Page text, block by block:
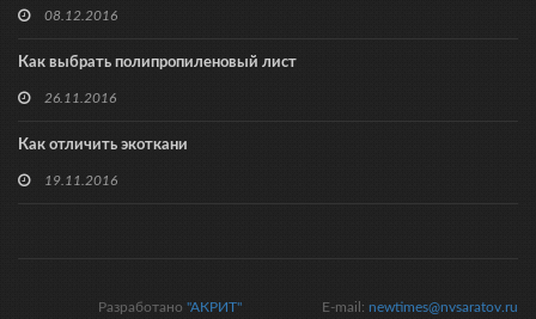
08.12.2016
Как выбрать полипропиленовый лист
26.11.2016
Как отличить экоткани
19.11.2016
E-mail: newtimes@nvsaratov.ru
Разработано "АКРИТ"